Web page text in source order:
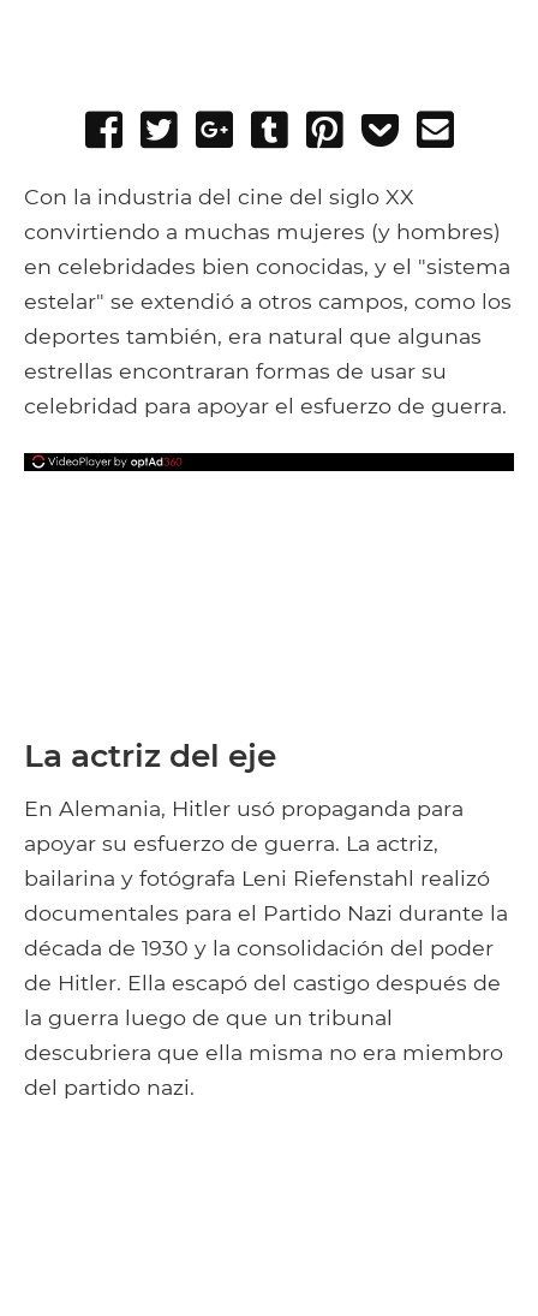
Share
Facebook
Tweet
Share
Google+
Post
Tumblr
Pin
Add
Pocket
Con la industria del cine del siglo XX
convirtiendo a muchas mujeres (y hombres)
en celebridades bien conocidas, y el "sistema
estelar" se extendió a otros campos, como los
deportes también, era natural que algunas
estrellas encontraran formas de usar su
celebridad para apoyar el esfuerzo de guerra.
La actriz del eje
En Alemania, Hitler usó propaganda para
apoyar su esfuerzo de guerra. La actriz,
bailarina y fotógrafa Leni Riefenstahl realizó
documentales para el Partido Nazi durante la
década de 1930 y la consolidación del poder
de Hitler. Ella escapó del castigo después de
la guerra luego de que un tribunal
descubriera que ella misma no era miembro
del partido nazi.